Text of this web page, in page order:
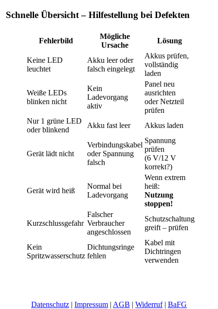
Schnelle Übersicht – Hilfestellung bei Defekten
Fehlerbild
Mögliche
Ursache
Lösung
Keine LED
leuchtet
Akku leer oder
falsch eingelegt
Akkus prüfen,
vollständig
laden
Weiße LEDs
blinken nicht
Kein
Ladevorgang
aktiv
Panel neu
ausrichten
oder Netzteil
prüfen
Nur 1 grüne LED
oder blinkend
Akku fast leer Akkus laden
Gerät lädt nicht
Verbindungskabel
oder Spannung
falsch
Spannung
prüfen
(6 V/12 V
korrekt?)
Gerät wird heiß
Normal bei
Ladevorgang
Wenn extrem
heiß:
Nutzung
stoppen!
Kurzschlussgefahr
Falscher
Verbraucher
angeschlossen
Schutzschaltung
greift – prüfen
Kein
Spritzwasserschutz
Dichtungsringe
fehlen
Kabel mit
Dichtringen
verwenden
Datenschutz | Impressum | AGB | Widerruf| BaFG